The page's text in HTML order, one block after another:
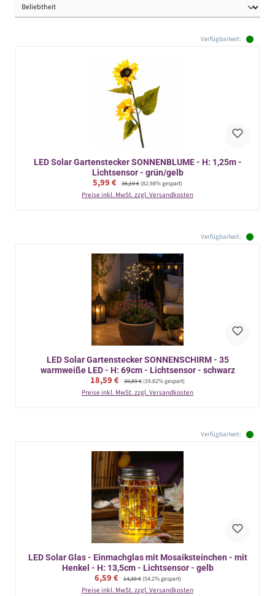
Verfügbarkeit:
LED Solar Gartenstecker SONNENBLUME - H: 1,25m -
Lichtsensor - grün/gelb
Verkaufspreis:
5,99 € Regulärer Preis:
35,19 €(82.98% gespart)
Preise inkl. MwSt. zzgl. Versandkosten
Verfügbarkeit:
LED Solar Gartenstecker SONNENSCHIRM - 35
warmweiße LED - H: 69cm - Lichtsensor - schwarz
Verkaufspreis:
18,59 € Regulärer Preis:
30,89 €(39.82% gespart)
Preise inkl. MwSt. zzgl. Versandkosten
Verfügbarkeit:
LED Solar Glas - Einmachglas mit Mosaiksteinchen - mit
Henkel - H: 13,5cm - Lichtsensor - gelb
Verkaufspreis:
6,59 € Regulärer Preis:
14,39 €(54.2% gespart)
Preise inkl. MwSt. zzgl. Versandkosten